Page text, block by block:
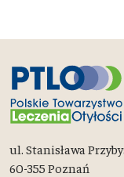
ul. Stanisława
60-355 Poznań